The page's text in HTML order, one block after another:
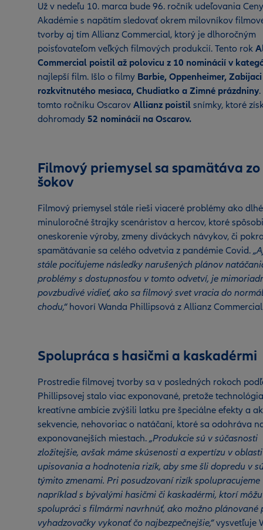
Už v nedeľu 10. marca bude 96. ročník udeľovania Ceny
Akadémie s napätím sledovať okrem milovníkov
tvorby aj tím Allianz Commercial, ktorý je dlhoročným
poisťovateľom veľkých filmových produkcií. Tento rok
Commercial poistil až polovicu z 10 nominácií v
najlepší film. Išlo o filmy Barbie, Oppenheimer, Zabijaci
rozkvitnutého mesiaca, Chudiatko a Zimné prázdniny
tomto ročníku Oscarov Allianz poistil snímky, ktoré
dohromady 52 nominácií na Oscarov.
Filmový priemysel sa spamätáva zo
šokov
Filmový priemysel stále rieši viaceré problémy ako dlhé
minuloročné štrajky scenáristov a hercov, ktoré
oneskorenie výroby, zmeny diváckych návykov, či
spamätávanie sa celého odvetvia z pandémie Covid.
stále pociťujeme následky narušených plánov
problémy s dostupnosťou v tomto odvetví, je
povzbudivé vidieť, ako sa filmový svet vracia do
chodu,“hovorí Wanda Phillipsová z Allianz
Spolupráca s hasičmi a kaskadérmi
Prostredie filmovej tvorby sa v posledných rokoch
Phillipsovej stalo viac exponované, pretože
kreatívne ambície zvýšili latku pre špeciálne efekty a
sekvencie, nehovoriac o natáčaní, ktoré sa odohráva
exponovanejších miestach. „Produkcie sú v súčasnosti
zložitejšie, avšak máme skúsenosti a expertízu v oblasti
upisovania a hodnotenia rizík, aby sme šli dopredu v
týmito zmenami. Pri posudzovaní rizík spolupracujeme
napríklad s bývalými hasičmi či kaskadérmi, ktorí
spolupráci s filmármi navrhnúť, ako možno plánované
vyhadzovačky vykonať čo najbezpečnejšie,”vysvetľuje